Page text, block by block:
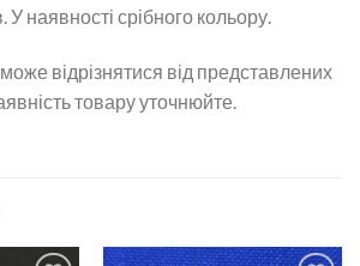
У наявності срібного кольору.
відрізнятися від представлених
товару уточнюйте.